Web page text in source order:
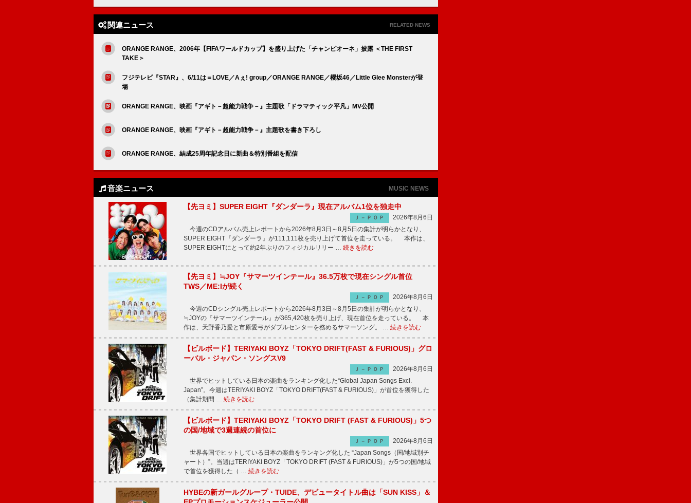
関連ニュース RELATED NEWS
ORANGE RANGE、2006年【FIFAワールドカップ】を盛り上げた「チャンピオーネ」披露 ＜THE FIRST
TAKE＞
フジテレビ『STAR』、6/11は＝LOVE／Aぇ! group／ORANGE RANGE／櫻坂46／Little Glee Monsterが登
場
ORANGE RANGE、映画『アギト－超能力戦争－』主題歌「ドラマティック平凡」MV公開
ORANGE RANGE、映画『アギト－超能力戦争－』主題歌を書き下ろし
ORANGE RANGE、結成25周年記念日に新曲＆特別番組を配信
音楽ニュース MUSIC NEWS
【先ヨミ】SUPER EIGHT『ダンダーラ』現在アルバム1位を独走中
Ｊ－ＰＯＰ
2026年8月6日
今週のCDアルバム売上レポートから2026年8月3日～8月5日の集計が明らかとなり、
SUPER EIGHT『ダンダーラ』が111,111枚を売り上げて首位を走っている。 本作は、
SUPER EIGHTにとって約2年ぶりのフィジカルリリー … 続きを読む
【先ヨミ】≒JOY『サマーツインテール』36.5万枚で現在シングル首位
TWS／ME:Iが続く
Ｊ－ＰＯＰ
2026年8月6日
今週のCDシングル売上レポートから2026年8月3日～8月5日の集計が明らかとなり、
≒JOYの『サマーツインテール』が365,420枚を売り上げ、現在首位を走っている。 本
作は、天野香乃愛と市原愛弓がダブルセンターを務めるサマーソング。 … 続きを読む
【ビルボード】TERIYAKI BOYZ「TOKYO DRIFT(FAST & FURIOUS)」グロ
ーバル・ジャパン・ソングスV9
Ｊ－ＰＯＰ
2026年8月6日
世界でヒットしている日本の楽曲をランキング化した“Global Japan Songs Excl.
Japan”。今週はTERIYAKI BOYZ「TOKYO DRIFT(FAST & FURIOUS)」が首位を獲得した
（集計期間 … 続きを読む
【ビルボード】TERIYAKI BOYZ「TOKYO DRIFT (FAST & FURIOUS)」5つ
の国/地域で3週連続の首位に
Ｊ－ＰＯＰ
2026年8月6日
世界各国でヒットしている日本の楽曲をランキング化した “Japan Songs（国/地域別チ
ャート）”。当週はTERIYAKI BOYZ「TOKYO DRIFT (FAST & FURIOUS)」が5つの国/地域
で首位を獲得した（ … 続きを読む
HYBEの新ガールグループ・TUIDE、デビュータイトル曲は「SUN KISS」＆